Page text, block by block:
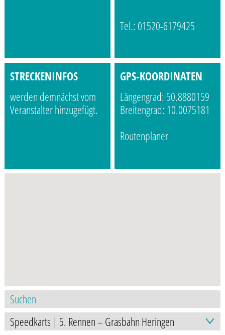
Tel.: 01520-6179425
STRECKENINFOS
werden demnächst vom
Veranstalter hinzugefügt.
GPS-KOORDINATEN
Längengrad: 50.8880159
Breitengrad: 10.0075181
Routenplaner